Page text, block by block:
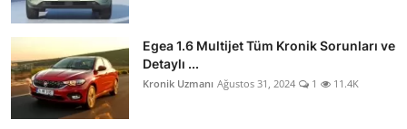
Egea 1.6 Multijet Tüm Kronik Sorunları ve
Detaylı ...
Kronik Uzmanı Ağustos 31, 2024 1 11.4K